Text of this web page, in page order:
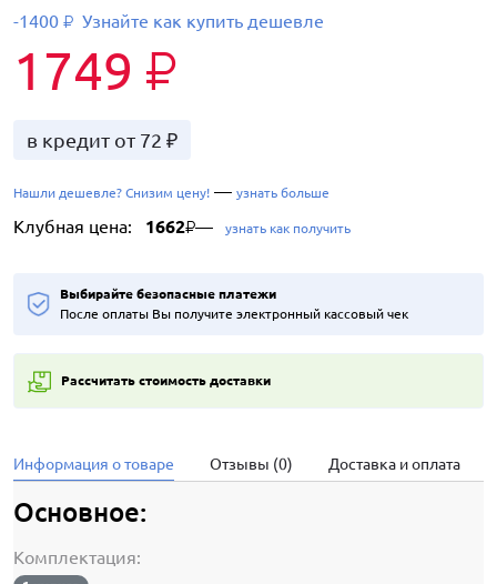
-1400 ₽ Узнайте как купить дешевле
1749 ₽
в кредит от 72 ₽
Нашли дешевле? Снизим цену! — узнать больше
Клубная цена: 1662₽— узнать как получить
Выбирайте безопасные платежи
После оплаты Вы получите электронный кассовый чек
Рассчитать стоимость доставки
Информация о товаре Отзывы (0) Доставка и оплата
Основное:
Комплектация: